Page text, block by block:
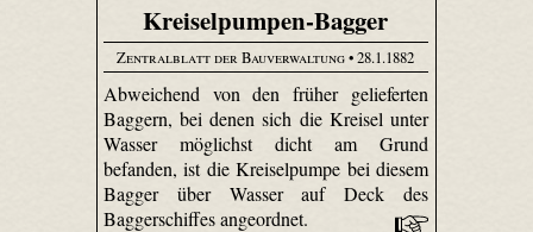
Kreiselpumpen-Bagger
Zentralblatt der Bauverwaltung• 28.1.1882
Abweichend von den früher gelieferten
Baggern, bei denen sich die Kreisel unter
Wasser möglichst dicht am Grund
befanden, ist die Kreiselpumpe bei diesem
Bagger über Wasser auf Deck des
Baggerschiffes angeordnet.